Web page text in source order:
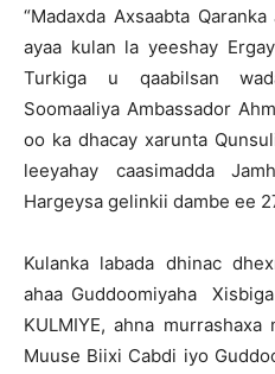
“Madaxda Axsaabta
ayaa kulan la yeeshay
Turkiga u qaabilsan
Soomaaliya Ambassador
oo ka dhacay xarunta
leeyahay caasimadda
Hargeysa gelinkii dambe ee
Kulanka labada dhinac
ahaa Guddoomiyaha
KULMIYE, ahna
Muuse Biixi Cabdi iyo